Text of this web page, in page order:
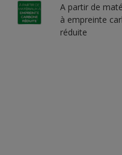
A partir de
à empreinte
réduite